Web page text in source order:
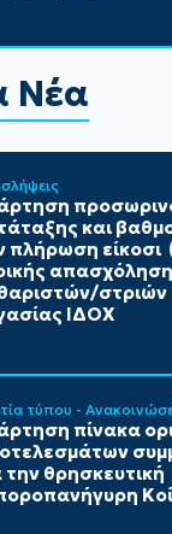
Νέα
και
πλήρωση
στριών
ΙΔΟΧ
τύπου -
πίνακα
την θρησκευτική